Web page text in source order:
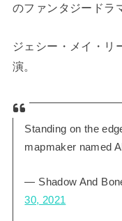
のファンタジードラ
ジェシー・メイ・リ
演。
Standing on the
mapmaker named
— Shadow And
30, 2021